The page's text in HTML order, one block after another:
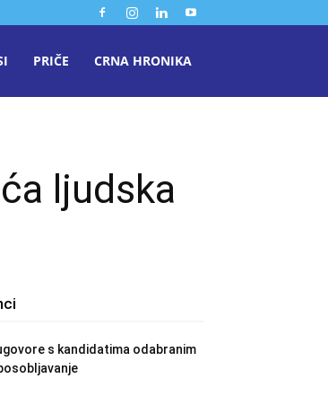
PRIČE CRNA HRONIKA
ljudska
s kandidatima odabranim